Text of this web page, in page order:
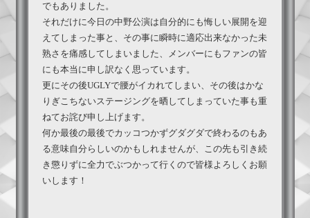
でもありました。
それだけに今日の中野公演は自分的にも悔しい展開を迎
えてしまった事と、その事に瞬時に適応出来なかった未
熟さを痛感してしまいました、メンバーにもファンの皆
にも本当に申し訳なく思っています。
更にその後UGLYで腰がイカれてしまい、その後はかな
りぎこちないステージングを晒してしまっていた事も重
ねてお詫び申し上げます。
何か最後の最後でカッコつかずグダグダで終わるのもあ
る意味自分らしいのかもしれませんが、この先も引き続
き懲りずに全力でぶつかって行くので皆様よろしくお願
いします！